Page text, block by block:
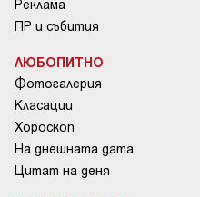
Реклама
ПР и събития
ЛЮБОПИТНО
Фотогалерия
Класации
Хороскоп
На днешната дата
Цитат на деня